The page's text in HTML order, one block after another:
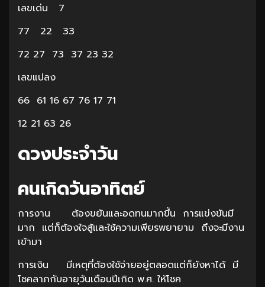
เลขเด่น 7
77 22 33
72 27 73 37 23 32
เลขแปลง
66 61 16 67 76 17 71
12 21 63 26
ดวงประจำวัน
คนเกิดวันอาทิตย์
การงาน ต้องขยันและอดทนมากขึ้น การแข่งขันมี
มาก แต่ก็ต้องใจสู้และใช้ความเพียรพยายาม ถึงจะมีงาน
เข้ามา
การเงิน มีเหตุที่ต้องใช้จ่ายอยู่ตลอดแต่ก็ยังหาได้ มี
โชคลาภกับอายุวันเดือนปีเกิด พ.ศ. ให้โชค